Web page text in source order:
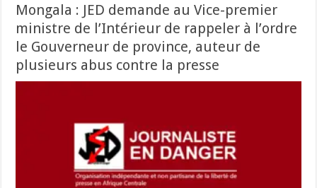
Mongala : JED demande au Vice-premier
ministre de l’Intérieur de rappeler à l’ordre
le Gouverneur de province, auteur de
plusieurs abus contre la presse